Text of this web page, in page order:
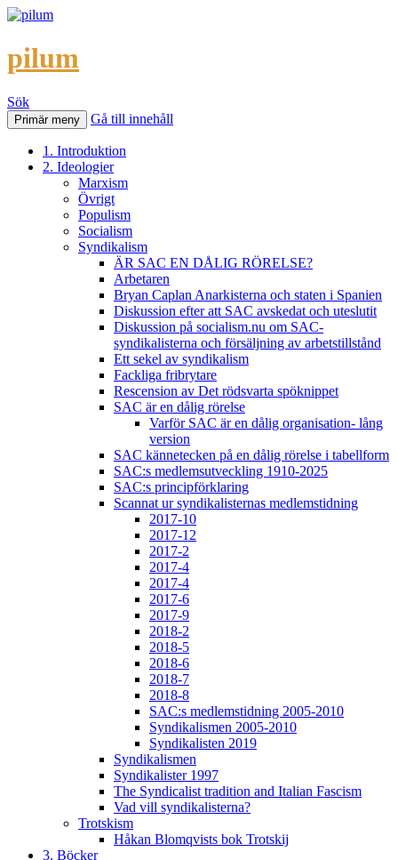
pilum
Sök
Primär meny Gå till innehåll
1. Introduktion
2. Ideologier
Marxism
Övrigt
Populism
Socialism
Syndikalism
ÄR SAC EN DÅLIG RÖRELSE?
Arbetaren
Bryan Caplan Anarkisterna och staten i Spanien
Diskussion efter att SAC avskedat och uteslutit
Diskussion på socialism.nu om SAC-
syndikalisterna och försäljning av arbetstillstånd
Ett sekel av syndikalism
Fackliga fribrytare
Rescension av Det rödsvarta spöknippet
SAC är en dålig rörelse
Varför SAC är en dålig organisation- lång
version
SAC kännetecken på en dålig rörelse i tabellform
SAC:s medlemsutveckling 1910-2025
SAC:s principförklaring
Scannat ur syndikalisternas medlemstidning
2017-10
2017-12
2017-2
2017-4
2017-4
2017-6
2017-9
2018-2
2018-5
2018-6
2018-7
2018-8
SAC:s medlemstidning 2005-2010
Syndikalismen 2005-2010
Syndikalisten 2019
Syndikalismen
Syndikalister 1997
The Syndicalist tradition and Italian Fascism
Vad vill syndikalisterna?
Trotskism
Håkan Blomqvists bok Trotskij
3. Böcker